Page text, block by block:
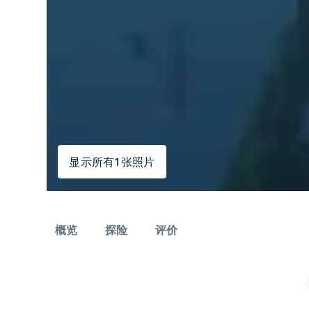
显示所有1张照片
概览 探险 评价